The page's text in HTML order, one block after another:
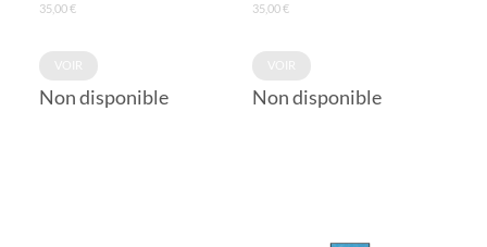
35,00€
Non disponible
35,00€
Non disponible